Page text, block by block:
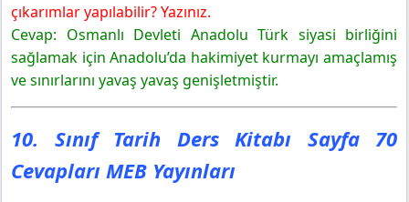
10. Sınıf Tarih Ders Kitabı Sayfa 77 Cevapları MEB
Yayınları
Konu Analizi
10. Sınıf Tarih Ders Kitabı Sayfa 78 Cevapları MEB
çıkarımlar yapılabilir? Yazınız.
Cevap: Osmanlı Devleti Anadolu Türk siyasi birliğini
sağlamak için Anadolu’da hakimiyet kurmayı amaçlamış
ve sınırlarını yavaş yavaş genişletmiştir.
10. Sınıf Tarih Ders Kitabı Sayfa 70
Cevapları MEB Yayınları